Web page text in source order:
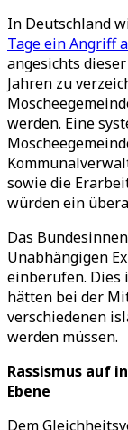
In Deutschland
Tage ein Angriff
angesichts
Jahren zu
werden. Eine
sowie die
würden ein
Das
Unabhängigen
einberufen. Dies
hätten bei der
verschiedenen
werden müssen.
Rassismus auf
Ebene
Dem